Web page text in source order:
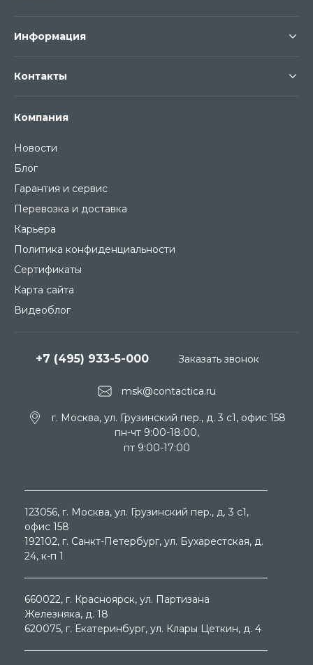
Компания
Новости
Блог
Гарантия и сервис
Перевозка и доставка
Карьера
Политика конфиденциальности
Сертификаты
Карта сайта
Видеоблог
Информация
Контакты
msk@contactica.ru
+7 (495) 933-5-000
г. Москва, ул. Грузинский пер., д. 3 c1, офис 158
пн-чт 9:00-18:00,
пт 9:00-17:00
Заказать звонок
123056, г. Москва, ул. Грузинский пер., д. 3 c1,
офис 158
192102, г. Санкт-Петербург, ул. Бухарестская, д.
24, к-п 1
660022, г. Красноярск, ул. Партизана
Железняка, д. 18
620075, г. Екатеринбург, ул. Клары Цеткин, д. 4